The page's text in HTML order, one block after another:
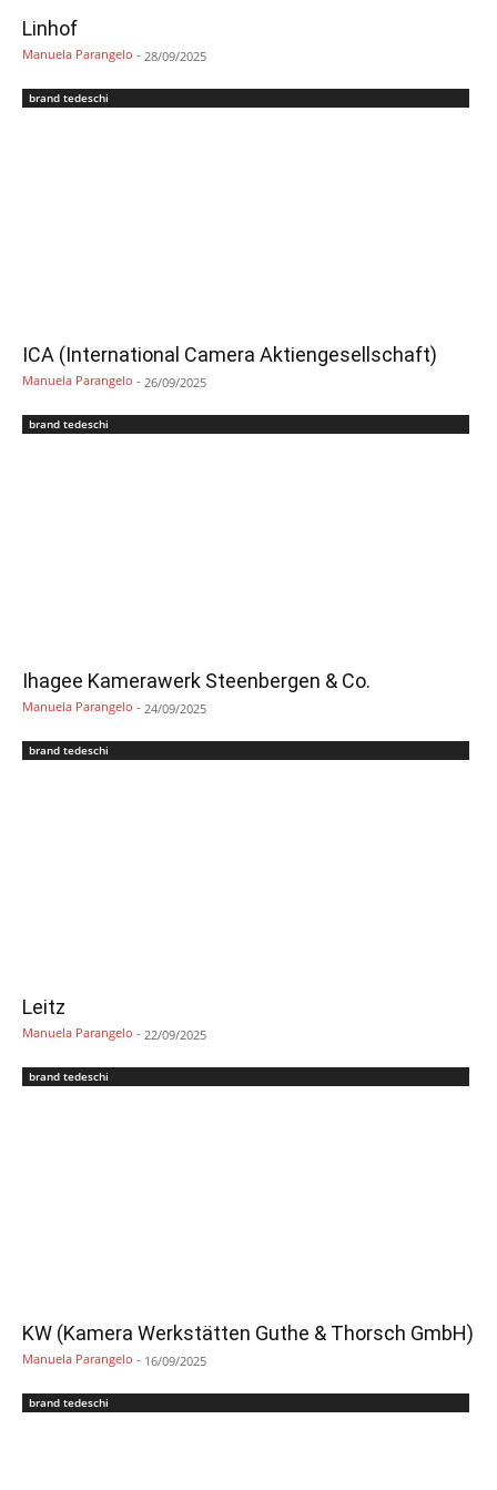
Linhof
Manuela Parangelo - 28/09/2025
brand tedeschi
ICA (International Camera Aktiengesellschaft)
Manuela Parangelo - 26/09/2025
brand tedeschi
Ihagee Kamerawerk Steenbergen & Co.
Manuela Parangelo - 24/09/2025
brand tedeschi
Leitz
Manuela Parangelo - 22/09/2025
brand tedeschi
KW (Kamera Werkstätten Guthe & Thorsch GmbH)
Manuela Parangelo - 16/09/2025
brand tedeschi